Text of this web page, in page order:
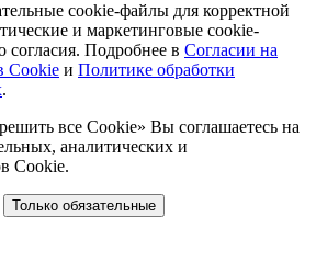
cookie-файлы для корректной
и маркетинговые cookie-
согласия. Подробнее в Согласии на
Cookie и Политике обработки
.
все Cookie» Вы соглашаетесь на
аналитических и
Cookie.
Только обязательные